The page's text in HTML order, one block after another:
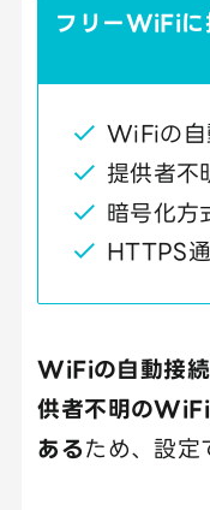
フリーWiFiに
WiFiの自
提供者不
暗号化方
HTTPS
WiFiの自動接
供者不明の
あるため、設定